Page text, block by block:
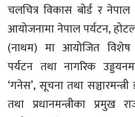
चलचित्र विकास बोर्ड र
आयोजनामा नेपाल पर्यटन, होटल
(नाथम) मा आयोजित विशेष
पर्यटन तथा नागरिक
‘गनेस’, सूचना तथा
तथा प्रधानमन्त्रीका प्रमुख